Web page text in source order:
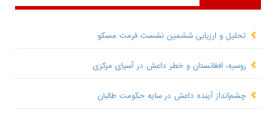
تحلیل و ارزیابی ششمین نشست فرمت مسکو
روسیه، افغانستان و خطر داعش در آسیای مرکزی
چشم‌انداز آینده داعش در سایه حکومت طالبان